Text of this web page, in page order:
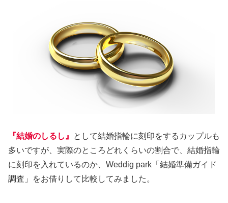
『結婚のしるし』
として結婚指輪に刻印をするカップルも
多いですが、実際のところどれくらいの割合で、結婚指輪
に刻印を入れているのか、Weddig park「結婚準備ガイド
調査」をお借りして比較してみました。